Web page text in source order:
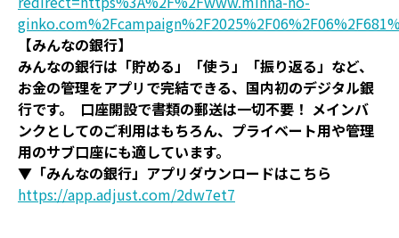
【みんなの銀行】
みんなの銀行は「貯める」「使う」「振り返る」など、
お金の管理をアプリで完結できる、国内初のデジタル銀
行です。 口座開設で書類の郵送は一切不要！ メインバ
ンクとしてのご利用はもちろん、プライベート用や管理
用のサブ口座にも適しています。
▼「みんなの銀行」アプリダウンロードはこちら
https://app.adjust.com/2dw7et7